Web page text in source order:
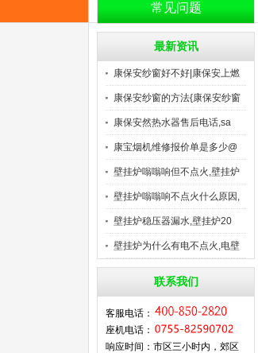
常见问题
最新资讯
康保安纱窗好不好|康保安上燃
康保安纱窗的方法{康保安纱窗
康保安然热水器售后电话,sa
康宝烟机维修报价单是多少@
康
壁挂炉嗡嗡响但不点火,壁挂炉
壁挂炉嗡嗡响不点火什么原因,
壁挂炉稳压器漏水,壁挂炉20
壁挂炉为什么有电不点火,电壁
联系我们
客服电话：
座机电话：
响应时间：市区三小时内，郊区